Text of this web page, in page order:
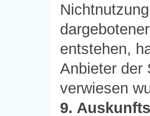
entstehen,
Anbieter der
verwiesen
9.